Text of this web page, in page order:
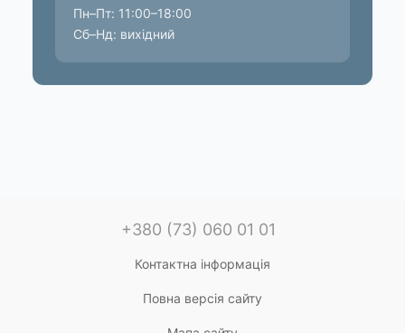
Пн–Пт: 11:00–18:00
Сб–Нд: вихідний
+380 (73) 060 01 01
Контактна інформація
Повна версія сайту